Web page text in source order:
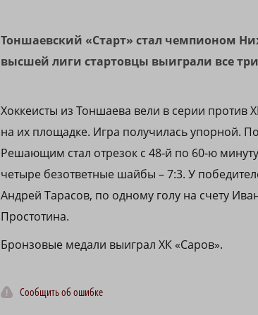
Тоншаевский «Старт» стал чемпионом
высшей лиги стартовцы выиграли все
Хоккеисты из Тоншаева вели в серии против
на их площадке. Игра получилась упорной.
Решающим стал отрезок с 48‑й по 60‑ю
четыре безответные шайбы – 7:3. У
Андрей Тарасов, по одному голу на счету
Простотина.
Бронзовые медали выиграл ХК «Саров».
Сообщить об ошибке